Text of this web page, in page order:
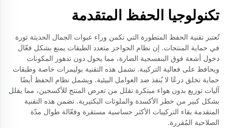
تكنولوجيا الحفظ المتقدمة
تُعتبر تقنية الحفظ المتطورة التي تكمن وراء عبوات الجمال الحديثة ثورة
في حماية المنتجات. إن نظام الحواجز متعدد الطبقات يمنع بشكل فعّال
دخول أشعة فوق البنفسجية الضارة، مما يحول دون تدهور المكونات
ويحافظ على فعالية التركيبة. تشمل هذه التقنية بوليمرات خاصة وطبقات
حماية تخلق درعًا لا يُنفذ ضد العوامل البيئية. ويشمل نظام الحفظ أيضًا
آليات توزيع بدون هواء مبتكرة تقلل من تعرض المنتج للأكسجين، مما يقلل
بشكل كبير من خطر الأكسدة والملوثات البكتيرية. تضمن هذه التقنية
المتقدمة بقاء التركيبات الأكثر حساسية مستقرة وفعّالة طوال مدّة
الصلاحية المُقررة.